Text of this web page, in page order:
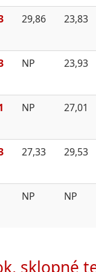
29,86 23,83
NP 23,93
NP 27,01
27,33 29,53
NP NP
sklopné